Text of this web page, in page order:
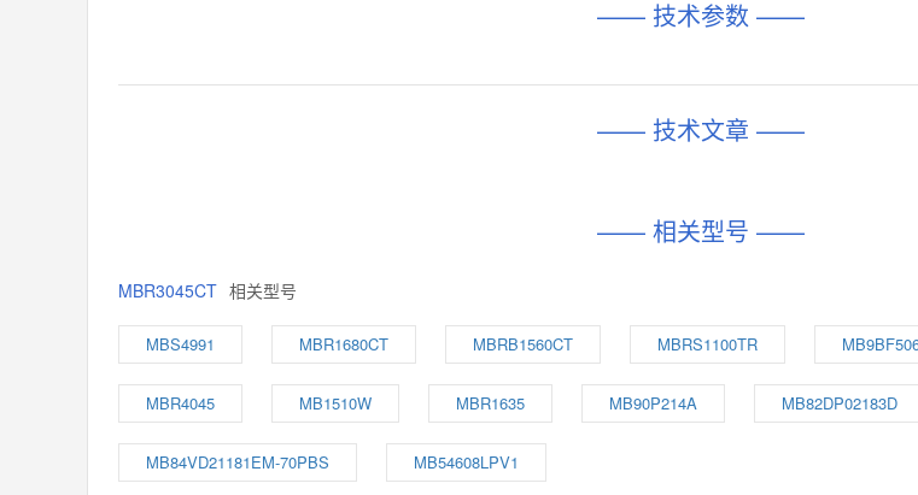
—— 技术参数 ——
—— 技术文章 ——
—— 相关型号 ——
MBR3045CT 相关型号
MBS4991 MBR1680CT MBRB1560CT MBRS1100TR
MBR4045 MB1510W MBR1635 MB90P214A MB82DP02183D
MB84VD21181EM-70PBS MB54608LPV1